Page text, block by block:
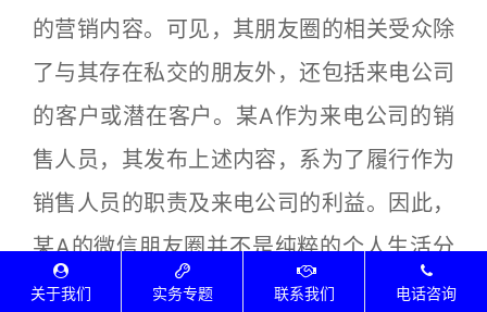
的营销内容。可见，其朋友圈的相关受众除
了与其存在私交的朋友外，还包括来电公司
的客户或潜在客户。某A作为来电公司的销
售人员，其发布上述内容，系为了履行作为
销售人员的职责及来电公司的利益。因此，
某A的微信朋友圈并不是纯粹的个人生活分
享空间，其同时也是为来电公司进行市场营
关于我们 实务专题 联系我们 电话咨询